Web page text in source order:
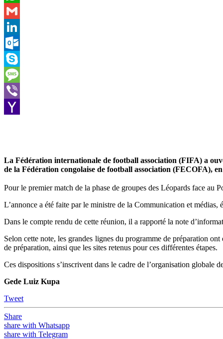
WhatsApp
Gmail
LinkedIn
Outlook.com
Skype
Message
Viber
La Fédération internationale de football association (FIFA) a
de la Fédération congolaise de football association (FECOFA),
Pour le premier match de la phase de groupes des Léopards face
L’annonce a été faite par le ministre de la Communication et
Dans le compte rendu de cette réunion, il a rapporté la note
Selon cette note, les grandes lignes du programme de préparation
de préparation, ainsi que les sites retenus pour ces différentes étapes.
Ces dispositions s’inscrivent dans le cadre de l’organisation
Gede Luiz Kupa
Tweet
Share
share with Whatsapp
share with Telegram